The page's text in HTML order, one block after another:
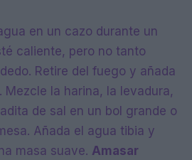
en un cazo durante un
caliente, pero no tanto
Retire del fuego y añada
Mezcle la harina, la levadura,
de sal en un bol grande o
Añada el agua tibia y
masa suave. Amasar